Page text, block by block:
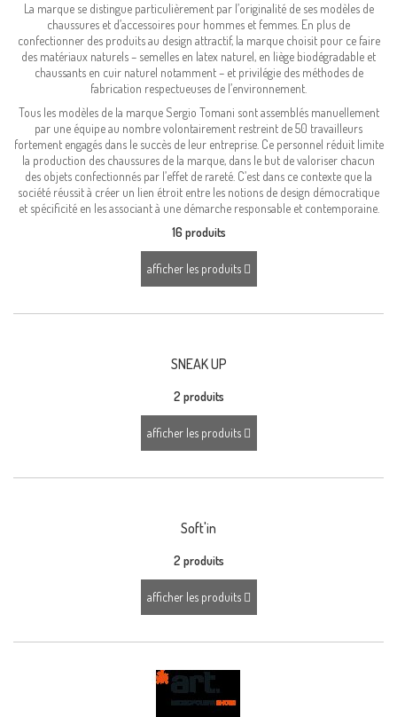
La marque se distingue particulièrement par l’originalité de ses modèles de
chaussures et d’accessoires pour hommes et femmes. En plus de
confectionner des produits au design attractif, la marque choisit pour ce faire
des matériaux naturels – semelles en latex naturel, en liège biodégradable et
chaussants en cuir naturel notamment – et privilégie des méthodes de
fabrication respectueuses de l’environnement.
Tous les modèles de la marque Sergio Tomani sont assemblés manuellement
par une équipe au nombre volontairement restreint de 50 travailleurs
fortement engagés dans le succès de leur entreprise. Ce personnel réduit limite
la production des chaussures de la marque, dans le but de valoriser chacun
des objets confectionnés par l’effet de rareté. C’est dans ce contexte que la
société réussit à créer un lien étroit entre les notions de design démocratique
et spécificité en les associant à une démarche responsable et contemporaine.
16 produits
afficher les produits
SNEAK UP
2 produits
afficher les produits
Soft'in
2 produits
afficher les produits